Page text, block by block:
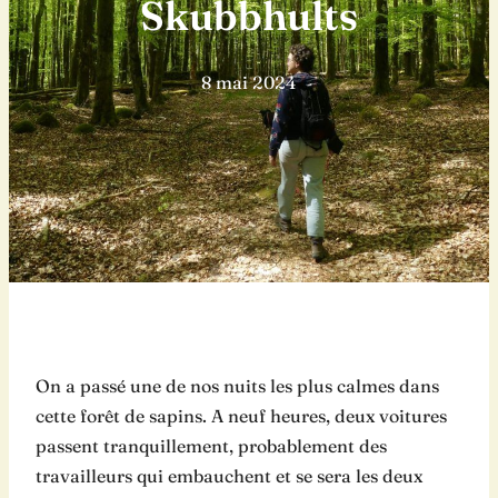
Skubbhults
8 mai 2024
On a passé une de nos nuits les plus calmes dans
cette forêt de sapins. A neuf heures, deux voitures
passent tranquillement, probablement des
travailleurs qui embauchent et se sera les deux